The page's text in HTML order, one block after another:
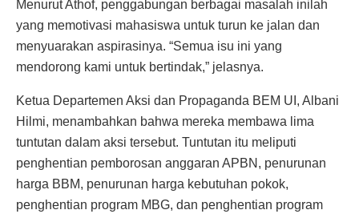
Menurut Athof, penggabungan berbagai masalah inilah
yang memotivasi mahasiswa untuk turun ke jalan dan
menyuarakan aspirasinya. “Semua isu ini yang
mendorong kami untuk bertindak,” jelasnya.
Ketua Departemen Aksi dan Propaganda BEM UI, Albani
Hilmi, menambahkan bahwa mereka membawa lima
tuntutan dalam aksi tersebut. Tuntutan itu meliputi
penghentian pemborosan anggaran APBN, penurunan
harga BBM, penurunan harga kebutuhan pokok,
penghentian program MBG, dan penghentian program